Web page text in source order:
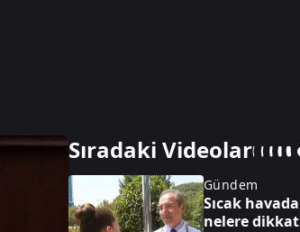
Sıradaki Videolar
Gündem
Sıcak havada
nelere dikkat